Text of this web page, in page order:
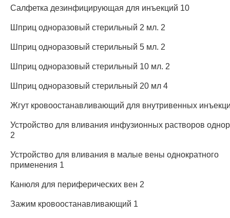
Салфетка дезинфицирующая для инъекций 10
Шприц одноразовый стерильный 2 мл. 2
Шприц одноразовый стерильный 5 мл. 2
Шприц одноразовый стерильный 10 мл. 2
Шприц одноразовый стерильный 20 мл 4
Жгут кровоостанавливающий для внутривенных
Устройство для вливания инфузионных растворов
2
Устройство для вливания в малые вены однократного
применения 1
Канюля для периферических вен 2
Зажим кровоостанавливающий 1